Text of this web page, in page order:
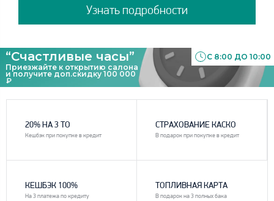
Узнать подробности
“Счастливые часы”
Приезжайте к открытию салона
и получите доп.скидку 100 000
₽
С 8:00 ДО 10:00
20% НА 3 ТО
Кешбэк при покупке в кредит
СТРАХОВАНИЕ КАСКО
В подарок при покупке в кредит
КЕШБЭК 100%
На 3 платежа по кредиту
ТОПЛИВНАЯ КАРТА
В подарок на 3 полных бака